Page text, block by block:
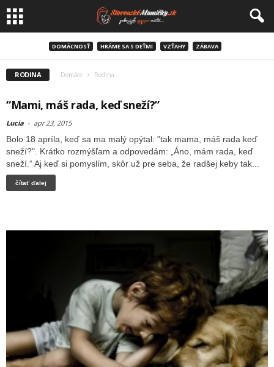
DOMÁCNOSŤ HRÁME SA S DEŤMI VZŤAHY ZÁBAVA
RODINA Domáce Rodina
“Mami, máš rada, keď sneží?”
Lucia - apr 23, 2015
Bolo 18 apríla, keď sa ma malý opýtal: "tak mama, máš rada keď
sneží?". Krátko rozmýšľam a odpovedám: „Áno, mám rada, keď
sneží.“ Aj keď si pomyslím, skôr už pre seba, že radšej keby tak...
čítať ďalej